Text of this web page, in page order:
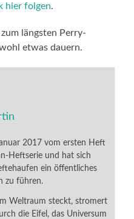
hier folgen.
längsten Perry-
etwas dauern.
2017 vom ersten Heft
Heftserie und hat sich
ein öffentliches
zu führen.
Weltraum steckt, stromert
die Eifel, das Universum